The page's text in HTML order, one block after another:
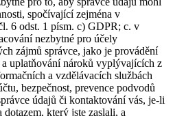
spočívající zejména v
6 odst. 1 písm. c) GDPR; c. v
nezbytné pro účely
zájmů správce, jako je provádění
uplatňování nároků vyplývajících z
a vzdělávacích službách
bezpečnost, prevence podvodů
údajů či kontaktování vás, je-li
který jste zaslali, a